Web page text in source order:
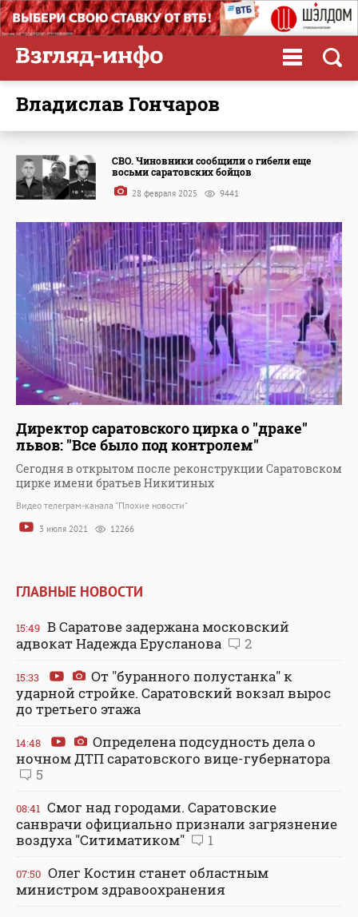
Владислав Гончаров
СВО. Чиновники сообщили о гибели еще
восьми саратовских бойцов
28 февраля 2025 9441
Директор саратовского цирка о "драке"
львов: "Все было под контролем"
Сегодня в открытом после реконструкции Саратовском
цирке имени братьев Никитиных
Видео телеграм-канала "Плохие новости"
3 июля 2021 12266
ГЛАВНЫЕ НОВОСТИ
15:49 В Саратове задержана московский
адвокат Надежда Ерусланова
2
15:33
От "буранного полустанка" к
ударной стройке. Саратовский вокзал вырос
до третьего этажа
14:48
Определена подсудность дела о
ночном ДТП саратовского вице-губернатора
5
08:41 Смог над городами. Саратовские
санврачи официально признали загрязнение
воздуха "Ситиматиком"
1
07:50 Олег Костин станет областным
министром здравоохранения